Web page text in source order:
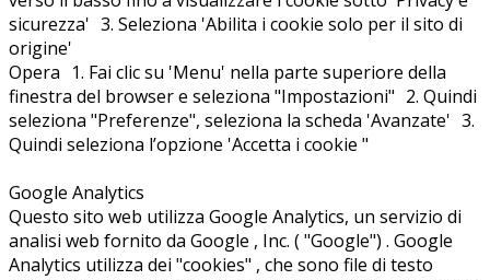
sicurezza' 3. Seleziona 'Abilita i cookie solo per il sito di
origine'
Opera 1. Fai clic su 'Menu' nella parte superiore della
finestra del browser e seleziona "Impostazioni" 2. Quindi
seleziona "Preferenze", seleziona la scheda 'Avanzate' 3.
Quindi seleziona l’opzione 'Accetta i cookie "
Google Analytics
Questo sito web utilizza Google Analytics, un servizio di
analisi web fornito da Google , Inc. ( "Google") . Google
Analytics utilizza dei "cookies" , che sono file di testo